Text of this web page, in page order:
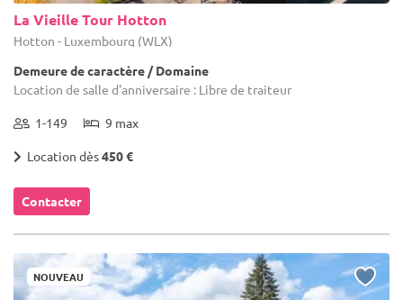
La Vieille Tour Hotton
Hotton - Luxembourg (WLX)
Demeure de caractère / Domaine
Location de salle d'anniversaire : Libre de traiteur
1-149 9 max
Location dès450 €
Contacter
NOUVEAU